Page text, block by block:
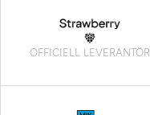
OFFICIELL LEVERANTÖR